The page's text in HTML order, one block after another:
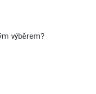
výběrem?